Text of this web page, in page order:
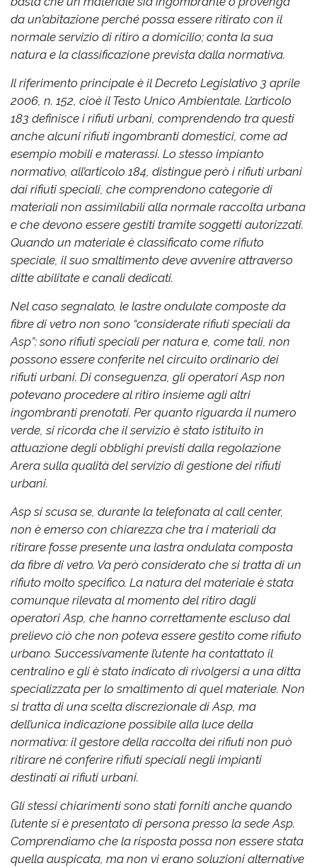
da un’abitazione perché possa essere ritirato con il
normale servizio di ritiro a domicilio; conta la sua
natura e la classificazione prevista dalla normativa.
Il riferimento principale è il Decreto Legislativo 3 aprile
2006, n. 152, cioè il Testo Unico Ambientale. L’articolo
183 definisce i rifiuti urbani, comprendendo tra questi
anche alcuni rifiuti ingombranti domestici, come ad
esempio mobili e materassi. Lo stesso impianto
normativo, all’articolo 184, distingue però i rifiuti urbani
dai rifiuti speciali, che comprendono categorie di
materiali non assimilabili alla normale raccolta urbana
e che devono essere gestiti tramite soggetti autorizzati.
Quando un materiale è classificato come rifiuto
speciale, il suo smaltimento deve avvenire attraverso
ditte abilitate e canali dedicati.
Nel caso segnalato, le lastre ondulate composte da
fibre di vetro non sono “considerate rifiuti speciali da
Asp”: sono rifiuti speciali per natura e, come tali, non
possono essere conferite nel circuito ordinario dei
rifiuti urbani. Di conseguenza, gli operatori Asp non
potevano procedere al ritiro insieme agli altri
ingombranti prenotati. Per quanto riguarda il numero
verde, si ricorda che il servizio è stato istituito in
attuazione degli obblighi previsti dalla regolazione
Arera sulla qualità del servizio di gestione dei rifiuti
urbani.
Asp si scusa se, durante la telefonata al call center,
non è emerso con chiarezza che tra i materiali da
ritirare fosse presente una lastra ondulata composta
da fibre di vetro. Va però considerato che si tratta di un
rifiuto molto specifico. La natura del materiale è stata
comunque rilevata al momento del ritiro dagli
operatori Asp, che hanno correttamente escluso dal
prelievo ciò che non poteva essere gestito come rifiuto
urbano. Successivamente l’utente ha contattato il
centralino e gli è stato indicato di rivolgersi a una ditta
specializzata per lo smaltimento di quel materiale. Non
si tratta di una scelta discrezionale di Asp, ma
dell’unica indicazione possibile alla luce della
normativa: il gestore della raccolta dei rifiuti non può
ritirare né conferire rifiuti speciali negli impianti
destinati ai rifiuti urbani.
Gli stessi chiarimenti sono stati forniti anche quando
l’utente si è presentato di persona presso la sede Asp.
Comprendiamo che la risposta possa non essere stata
quella auspicata, ma non vi erano soluzioni alternative